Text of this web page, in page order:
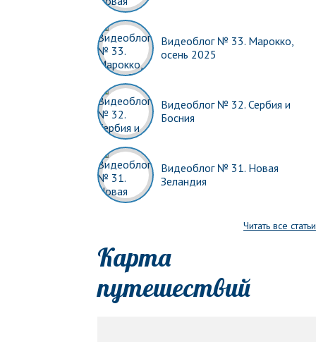
Видеоблог № 33. Марокко,
осень 2025
Видеоблог № 32. Сербия и
Босния
Видеоблог № 31. Новая
Зеландия
Читать все статьи
Карта
путешествий